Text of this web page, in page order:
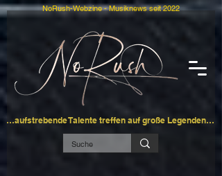
…aufstrebende Talente treffen auf große Legenden…
NoRush-Webzine - Musiknews seit 2022